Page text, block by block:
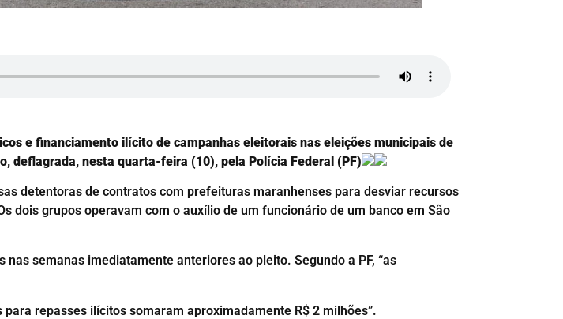
e financiamento ilícito de campanhas eleitorais nas eleições municipais de
deflagrada, nesta quarta-feira (10), pela Polícia Federal (PF)
detentoras de contratos com prefeituras maranhenses para desviar recursos
dois grupos operavam com o auxílio de um funcionário de um banco em São
semanas imediatamente anteriores ao pleito. Segundo a PF, “as
repasses ilícitos somaram aproximadamente R$ 2 milhões”.